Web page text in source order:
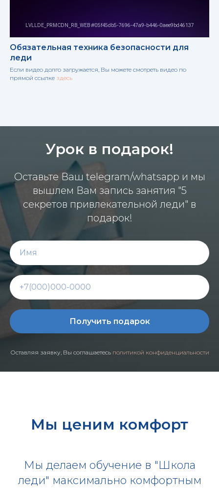
Обязательная техника безопасности для
леди
Если видео долго загружается, Вы можете смотреть видео по
прямой ссылке здесь
Урок в подарок!
Оставьте Ваш telegram/whatsapp и мы
вышлем Вам запись занятия "5
секретов привлекательной леди" в
подарок!
Получить подарок
Оставляя заявку, Вы соглашаетесь политикой конфиденциальности
Мы ценим комфорт
Мы делаем обучение в "Школа
леди" максимально комфортным